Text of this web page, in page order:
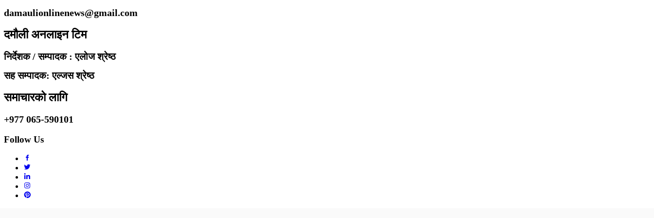
damaulionlinenews@gmail.com
दमौली अनलाइन टिम
निर्देशक / सम्पादक : एलोज श्रेष्ठ
सह सम्पादक: एल्जस श्रेष्ठ
समाचारको लागि
+977 065-590101
Follow Us